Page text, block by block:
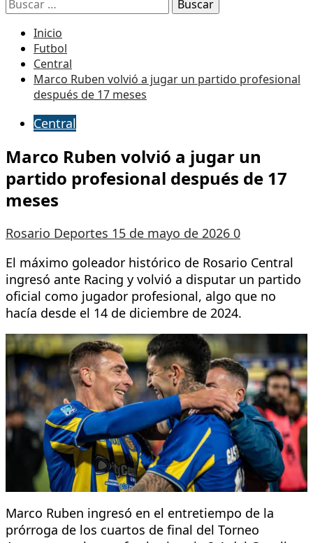
Inicio
Futbol
Central
Marco Ruben volvió a jugar un partido profesional
después de 17 meses
Central
Marco Ruben volvió a jugar un
partido profesional después de 17
meses
Rosario Deportes 15 de mayo de 2026 0
El máximo goleador histórico de Rosario Central
ingresó ante Racing y volvió a disputar un partido
oficial como jugador profesional, algo que no
hacía desde el 14 de diciembre de 2024.
Marco Ruben ingresó en el entretiempo de la
prórroga de los cuartos de final del Torneo